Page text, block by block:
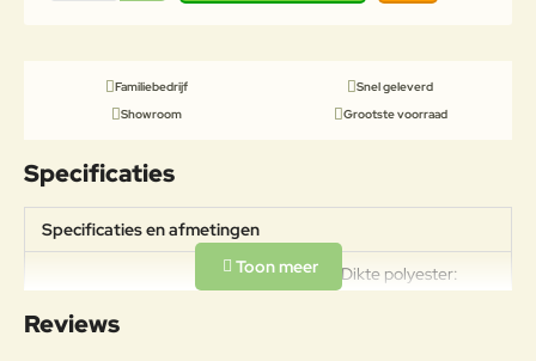
Familiebedrijf
Snel geleverd
Showroom
Grootste voorraad
Specificaties
Specificaties en afmetingen
Gewicht: 14kg Dikte polyester:
Reviews